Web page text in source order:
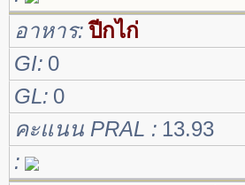
อาหาร ปีกไก่
GI 0
GL 0
คะแนน PRAL
13.93